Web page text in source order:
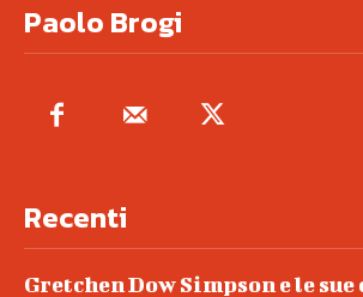
Paolo Brogi
Recenti
Gretchen Dow Simpson e le